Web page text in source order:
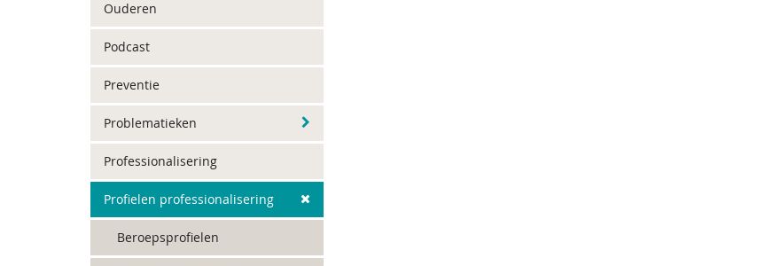
Ouderen
Podcast
Preventie
Problematieken
Professionalisering
Profielen professionalisering
Beroepsprofielen